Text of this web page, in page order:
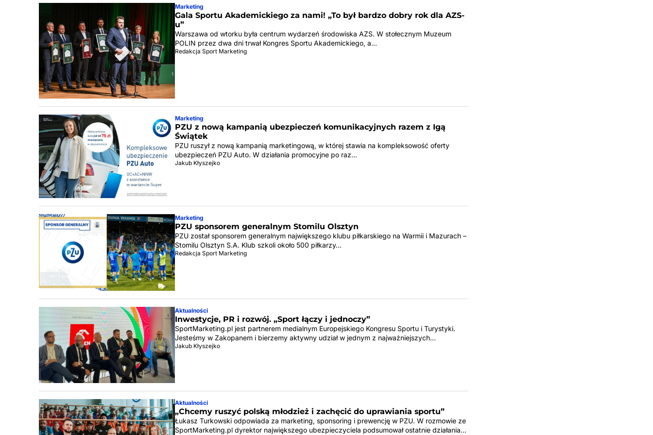
Marketing
Gala Sportu Akademickiego za nami! „To był bardzo dobry rok dla AZS-
u”
Warszawa od wtorku była centrum wydarzeń środowiska AZS. W stołecznym Muzeum
POLIN przez dwa dni trwał Kongres Sportu Akademickiego, a…
Redakcja Sport Marketing
Marketing
PZU z nową kampanią ubezpieczeń komunikacyjnych razem z Igą
Świątek
PZU ruszył z nową kampanią marketingową, w której stawia na kompleksowość oferty
ubezpieczeń PZU Auto. W działania promocyjne po raz…
Jakub Kłyszejko
Marketing
PZU sponsorem generalnym Stomilu Olsztyn
PZU został sponsorem generalnym największego klubu piłkarskiego na Warmii i Mazurach –
Stomilu Olsztyn S.A. Klub szkoli około 500 piłkarzy…
Redakcja Sport Marketing
Aktualności
Inwestycje, PR i rozwój. „Sport łączy i jednoczy”
SportMarketing.pl jest partnerem medialnym Europejskiego Kongresu Sportu i Turystyki.
Jesteśmy w Zakopanem i bierzemy aktywny udział w jednym z najważniejszych…
Jakub Kłyszejko
Aktualności
„Chcemy ruszyć polską młodzież i zachęcić do uprawiania sportu”
Łukasz Turkowski odpowiada za marketing, sponsoring i prewencję w PZU. W rozmowie ze
SportMarketing.pl dyrektor największego ubezpieczyciela podsumował ostatnie działania…